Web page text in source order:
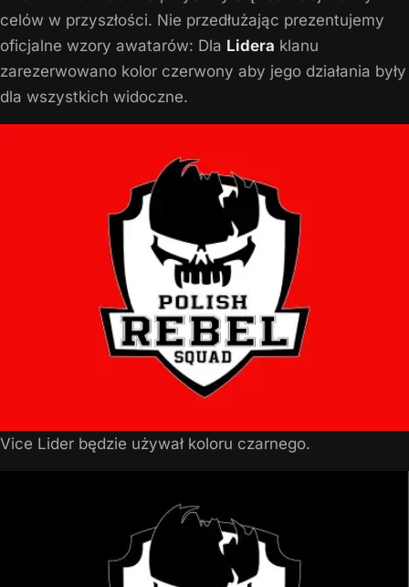
celów w przyszłości. Nie przedłużając prezentujemy
oficjalne wzory awatarów: Dla Lidera klanu
zarezerwowano kolor czerwony aby jego działania były
dla wszystkich widoczne.
Vice Lider będzie używał koloru czarnego.